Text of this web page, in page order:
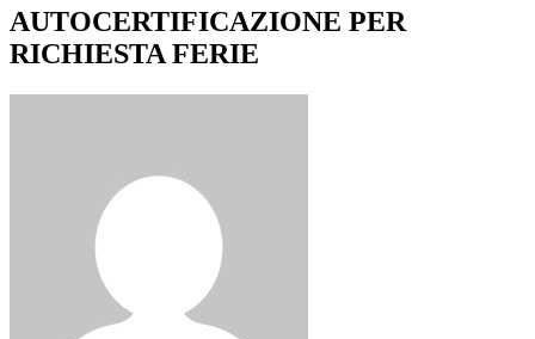
AUTOCERTIFICAZIONE PER
RICHIESTA FERIE